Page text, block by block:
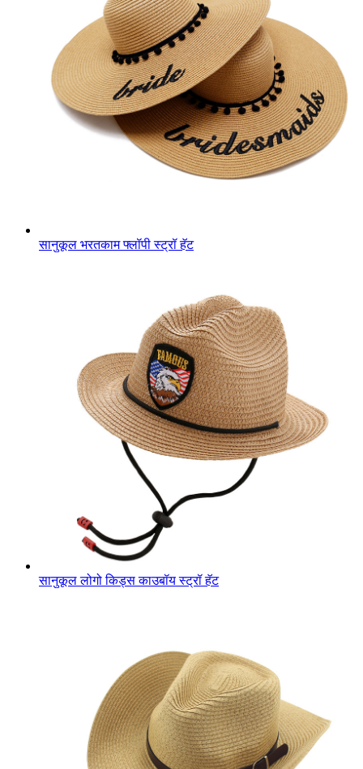
सानुकूल भरतकाम फ्लॉपी स्ट्रॉ हॅट
सानुकूल लोगो किड्स काउबॉय स्ट्रॉ हॅट